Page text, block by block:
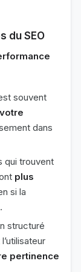
du SEO
souvent
dans
qui trouvent
plus
si la
structuré
pertinence